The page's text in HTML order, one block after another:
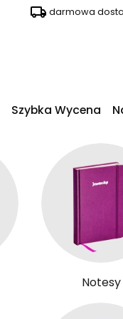
darmowa
Szybka Wycena
Notesy